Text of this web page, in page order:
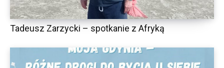
Tadeusz Zarzycki – spotkanie z Afryką